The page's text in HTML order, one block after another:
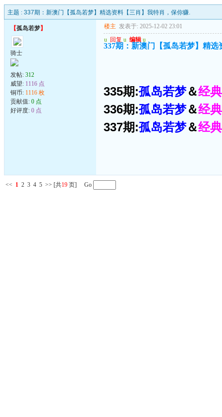
主题 : 337期：新澳门【孤岛若梦】精选资料【三肖】我特肖，保你赚.
【孤岛若梦】
骑士
发帖: 312
威望: 1116 点
铜币: 1116 枚
贡献值: 0 点
好评度: 0 点
楼主 发表于: 2025-12-02 23:01
u 回复 u 编辑 u
337期：新澳门【孤岛若梦】精
335期:孤岛若梦＆经
336期:孤岛若梦＆经
337期:孤岛若梦＆经
<< 1 2 3 4 5 >> [共19 页] Go